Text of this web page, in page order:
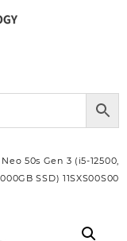
50s Gen 3 (i5-12500,
SSD) 11SXS00S00